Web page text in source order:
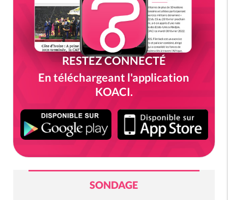
RESTEZ CONNECTÉ
En téléchargeant l'application
KOACI.
SONDAGE